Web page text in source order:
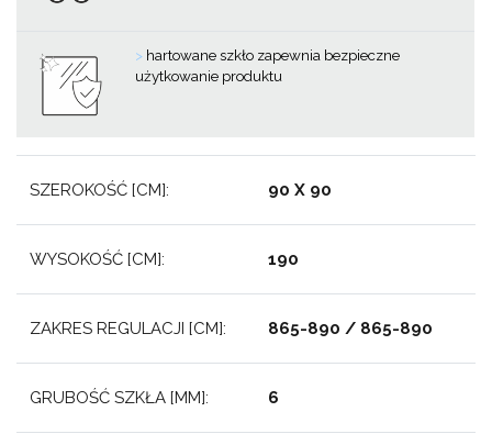
> hartowane szkło zapewnia bezpieczne
użytkowanie produktu
SZEROKOŚĆ [CM]: 90 X 90
WYSOKOŚĆ [CM]: 190
ZAKRES REGULACJI [CM]: 865-890 / 865-890
GRUBOŚĆ SZKŁA [MM]: 6